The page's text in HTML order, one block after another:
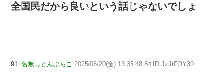
全国民だから良いという話じゃないでしょ
91: 名無しどんぶらこ 2025/06/20(金) 13:35:48.84 ID:JzJtFOY30